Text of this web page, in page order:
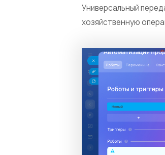
Универсальный
хозяйственную